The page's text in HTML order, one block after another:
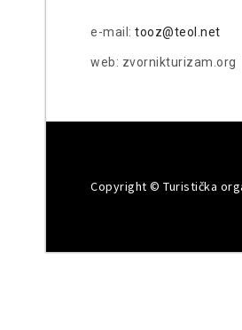
e-mail: tooz@teol.net
web: zvornikturizam.org
Copyright © Turistička